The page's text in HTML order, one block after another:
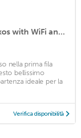
Stunning apartment in Giardini Naxos with WiFi and 2 Bedrooms
nella prima fila
bellissimo
ideale per la
Verifica disponibilità